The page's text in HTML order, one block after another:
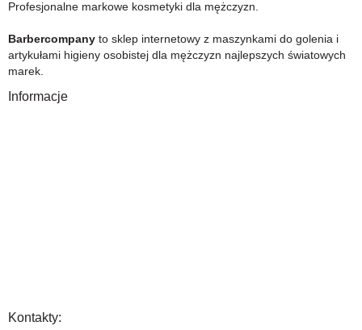
Profesjonalne markowe kosmetyki dla mężczyzn.
Barbercompany to sklep internetowy z maszynkami do golenia i
artykułami higieny osobistej dla mężczyzn najlepszych światowych
marek.
Informacje
Kontakty: